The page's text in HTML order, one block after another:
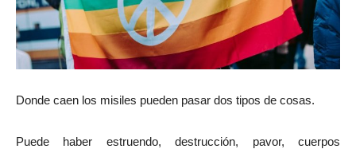
Donde caen los misiles pueden pasar dos tipos de cosas.
Puede haber estruendo, destrucción, pavor, cuerpos